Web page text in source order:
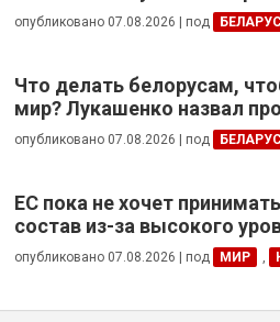
— 2026»
опубликовано 07.08.2026 под
Что делать белорусам,
мир? Лукашенко назвал
опубликовано 07.08.2026 под
ЕС пока не хочет
состав из-за высокого
опубликовано 07.08.2026 под МИР ,